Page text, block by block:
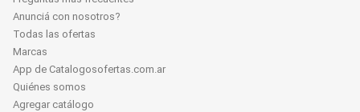
Anunciá con nosotros?
Todas las ofertas
Marcas
App de Catalogosofertas.com.ar
Quiénes somos
Agregar catálogo